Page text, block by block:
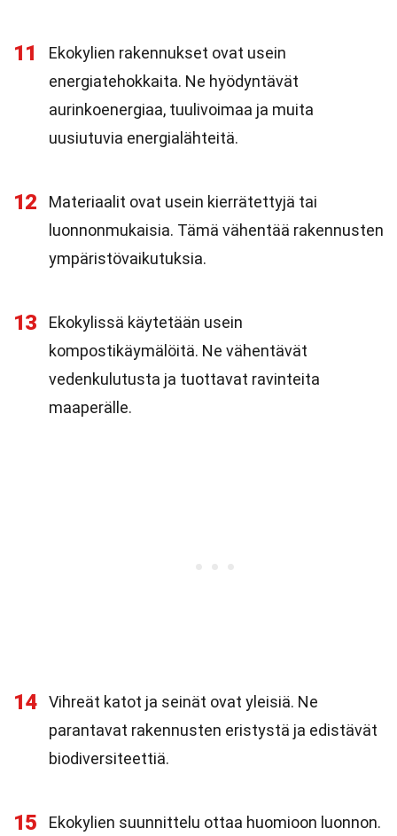
11
Ekokylien rakennukset ovat usein
energiatehokkaita. Ne hyödyntävät
aurinkoenergiaa, tuulivoimaa ja muita
uusiutuvia energialähteitä.
12
Materiaalit ovat usein kierrätettyjä tai
luonnonmukaisia. Tämä vähentää rakennusten
ympäristövaikutuksia.
13
Ekokylissä käytetään usein
kompostikäymälöitä. Ne vähentävät
vedenkulutusta ja tuottavat ravinteita
maaperälle.
14
Vihreät katot ja seinät ovat yleisiä. Ne
parantavat rakennusten eristystä ja edistävät
biodiversiteettiä.
15
Ekokylien suunnittelu ottaa huomioon luonnon.